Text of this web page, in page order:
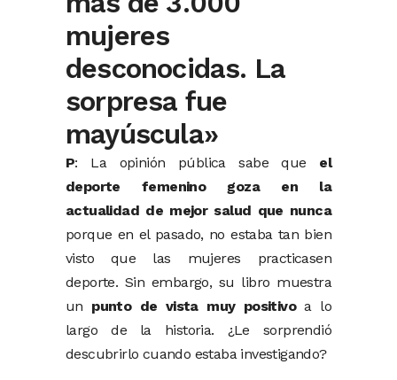
mujeres
desconocidas. La
sorpresa fue
mayúscula»
P: La opinión pública sabe que el
deporte femenino goza en la
actualidad de mejor salud que nunca
porque en el pasado, no estaba tan bien
visto que las mujeres practicasen
deporte. Sin embargo, su libro muestra
un punto de vista muy positivoa lo
largo de la historia. ¿Le sorprendió
descubrirlo cuando estaba investigando?